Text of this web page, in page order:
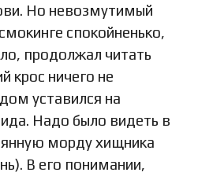
Но невозмутимый
спокойненько,
продолжал читать
крос ничего не
уставился на
Надо было видеть в
морду хищника
В его понимании,